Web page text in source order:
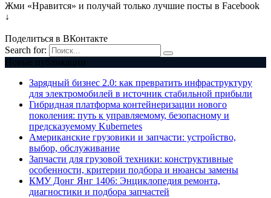
Жми «Нравится» и получай только лучшие посты в Facebook
↓
Поделиться в ВКонтакте
Search for:
Новые публикации
Зарядный бизнес 2.0: как превратить инфраструктуру
для электромобилей в источник стабильной прибыли
Гибридная платформа контейнеризации нового
поколения: путь к управляемому, безопасному и
предсказуемому Kubernetes
Американские грузовики и запчасти: устройство,
выбор, обслуживание
Запчасти для грузовой техники: конструктивные
особенности, критерии подбора и нюансы замены
КМУ Донг Янг 1406: Энциклопедия ремонта,
диагностики и подбора запчастей